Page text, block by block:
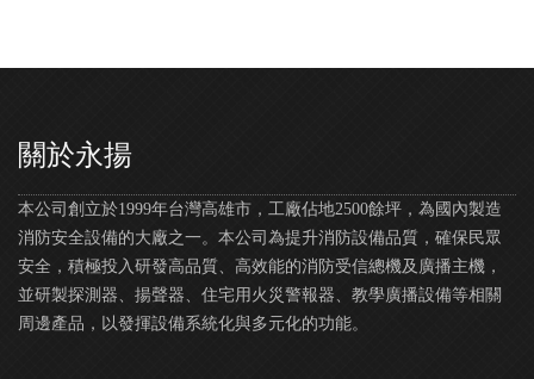
關於永揚
本公司創立於1999年台灣高雄市，工廠佔地2500餘坪，為國內製造
消防安全設備的大廠之一。本公司為提升消防設備品質，確保民眾
安全，積極投入研發高品質、高效能的消防受信總機及廣播主機，
並研製探測器、揚聲器、住宅用火災警報器、教學廣播設備等相關
周邊產品，以發揮設備系統化與多元化的功能。